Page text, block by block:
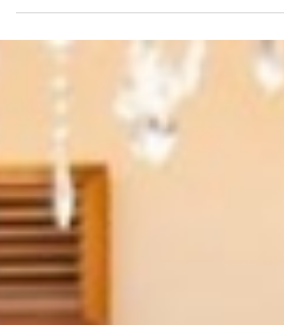
Combatiente de Incendios Forestales que
conmemora cada 11 de julio en Oaxaca, el
Gobernador Salomón Jara Cruz reconoció
labor que realizan día con día estas
personas, a favor de la preservación de la
biodiversidad y medio ambiente del estado.
El Mandatario estatal dest